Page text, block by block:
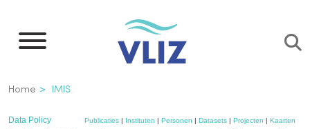
naar
inhoud
gaan
Kruimelpad
Home IMIS
Data Policy Publicaties| Instituten | Personen | Datasets| Projecten | Kaarten